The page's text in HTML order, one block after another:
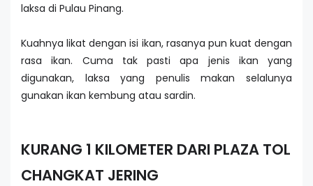
laksa di Pulau Pinang.
Kuahnya likat dengan isi ikan, rasanya pun kuat dengan
rasa ikan. Cuma tak pasti apa jenis ikan yang
digunakan, laksa yang penulis makan selalunya
gunakan ikan kembung atau sardin.
KURANG 1 KILOMETER DARI PLAZA TOL
CHANGKAT JERING